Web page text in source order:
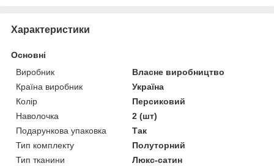
Характеристики
Основні
Виробник
Власне виробництво
Країна виробник
Україна
Колір
Персиковий
Наволочка
2 (шт)
Подарункова упаковка
Так
Тип комплекту
Полуторний
Тип тканини
Люкс-сатин